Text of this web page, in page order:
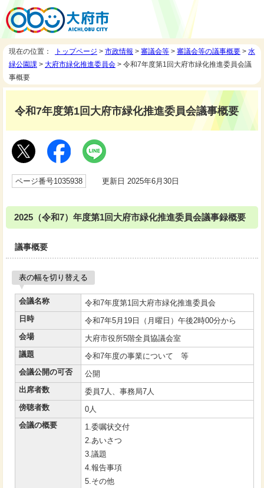
現在の位置： トップページ > 市政情報 > 審議会等 > 審議会等の議事概要 > 水
緑公園課 > 大府市緑化推進委員会 > 令和7年度第1回大府市緑化推進委員会議
事概要
令和7年度第1回大府市緑化推進委員会議事概要
ページ番号1035938 更新日 2025年6月30日
2025（令和7）年度第1回大府市緑化推進委員会議事録概要
議事概要
表の幅を切り替える
会議名称
令和7年度第1回大府市緑化推進委員会
日時
令和7年5月19日（月曜日）午後2時00分から
会場
大府市役所5階全員協議会室
議題
令和7年度の事業について 等
会議公開の可否
公開
出席者数
委員7人、事務局7人
傍聴者数
0人
会議の概要
1.委嘱状交付
2.あいさつ
3.議題
4.報告事項
5.その他